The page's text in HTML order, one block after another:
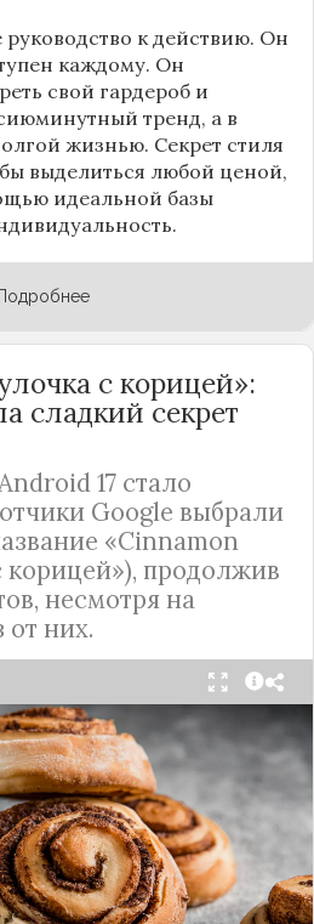
к действию. Он
каждому. Он
свой гардероб и
тренд, а в
жизнью. Секрет стиля
выделиться любой ценой,
идеальной базы
с корицей»:
сладкий секрет
17 стало
Google выбрали
«Cinnamon
корицей»), продолжив
несмотря на
от них.
кодовое имя
Android. Как
Android 17, релиз которой
разрабатывается под
Bun»(«Булочка с
знаменитую традицию
Android в честь